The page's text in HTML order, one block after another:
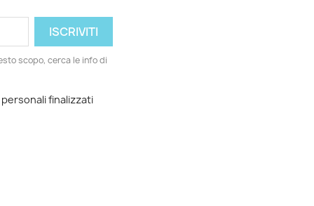
scopo, cerca le info di
finalizzati